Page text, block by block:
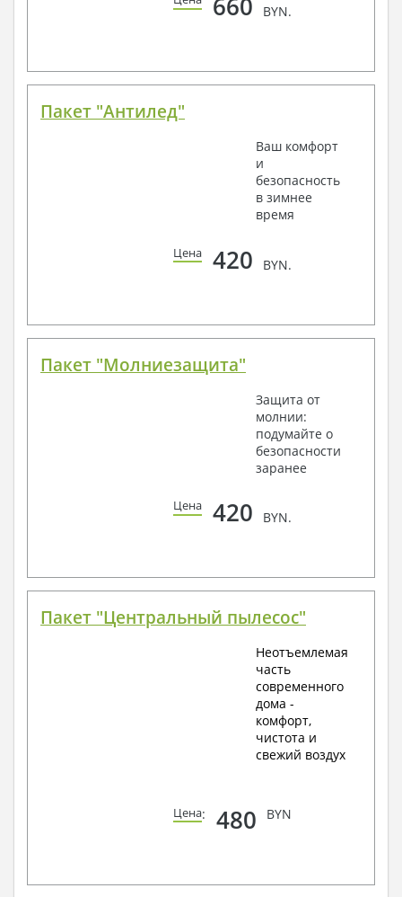
BYN.
Пакет "Антилед"
Ваш комфорт
и
безопасность
в зимнее
время
Цена 420 BYN.
Пакет "Молниезащита"
Защита от
молнии:
подумайте о
безопасности
заранее
Цена 420 BYN.
Пакет "Центральный пылесос"
Неотъемлемая
часть
современного
дома -
комфорт,
чистота и
свежий воздух
Цена: 480 BYN